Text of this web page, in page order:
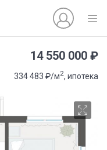
14 550 000 ₽
334 483 ₽/м2, ипотека